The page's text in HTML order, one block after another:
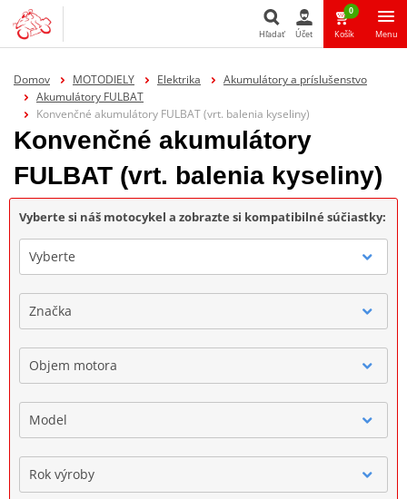
Hľadať
Hľadať Účet
0
Košík Menu
Domov MOTODIELY Elektrika
Akumulátory a príslušenstvo
Akumulátory FULBAT
Konvenčné akumulátory FULBAT (vrt. balenia kyseliny)
Konvenčné akumulátory
FULBAT (vrt. balenia kyseliny)
Vyberte si náš motocykel a zobrazte si kompatibilné súčiastky:
Vyberte
Značka
Objem motora
Model
Rok výroby